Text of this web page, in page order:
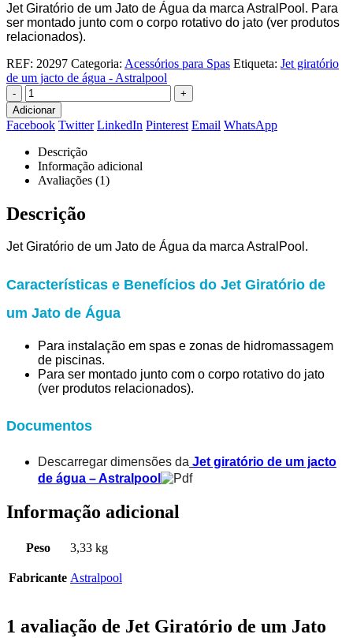
Jet Giratório de um Jato de Água da marca AstralPool. Para
ser montado junto com o corpo rotativo do jato (ver produtos
relacionados).
REF: 20297 Categoria: Acessórios para Spas Etiqueta: Jet giratório
de um jacto de água - Astralpool
-
+
Adicionar
Facebook Twitter LinkedIn Pinterest Email WhatsApp
Descrição
Informação adicional
Avaliações (1)
Descrição
Jet Giratório de um Jato de Água da marca AstralPool.
Características e Benefícios do Jet Giratório de
um Jato de Água
Para instalação em spas e zonas de hidromassagem
de piscinas.
Para ser montado junto com o corpo rotativo do jato
(ver produtos relacionados).
Documentos
Descarregar dimensões da Jet giratório de um jacto
de água – Astralpool
Informação adicional
Peso 3,33 kg
Fabricante Astralpool
1 avaliação de Jet Giratório de um Jato